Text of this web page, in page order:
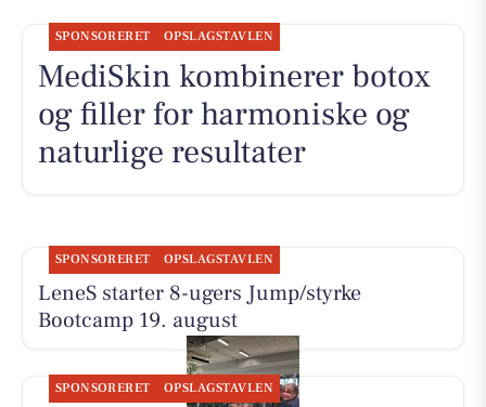
SPONSORERET OPSLAGSTAVLEN
MediSkin kombinerer botox
og filler for harmoniske og
naturlige resultater
SPONSORERET OPSLAGSTAVLEN
LeneS starter 8-ugers Jump/styrke
Bootcamp 19. august
SPONSORERET OPSLAGSTAVLEN